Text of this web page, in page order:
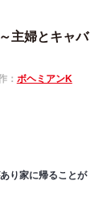
主婦とキャバ
： ボヘミアンK
り家に帰ることが